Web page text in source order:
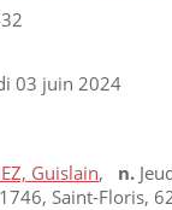
03 juin 2024
Guislain, n.
Saint-Floris,